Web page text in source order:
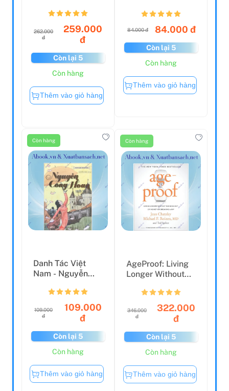
262.000
đ
259.000
đ
Còn lại 5
Còn hàng
Thêm vào giỏ hàng
84.000 đ 84.000 đ
Còn lại 5
Còn hàng
Thêm vào giỏ hàng
Còn hàng
Danh Tác Việt
Nam - Nguyễn
109.000
đ
109.000
đ
Còn lại 5
Còn hàng
Thêm vào giỏ hàng
Còn hàng
AgeProof: Living
Longer Without
Mon...
346.000
đ
322.000
đ
Còn lại 5
Còn hàng
Thêm vào giỏ hàng